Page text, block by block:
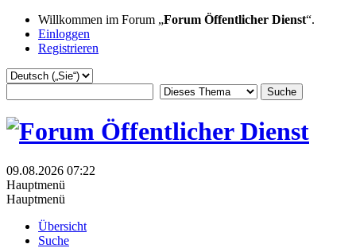
Willkommen im Forum „Forum Öffentlicher Dienst“.
Einloggen
Registrieren
09.08.2026 07:22
Hauptmenü
Hauptmenü
Übersicht
Suche